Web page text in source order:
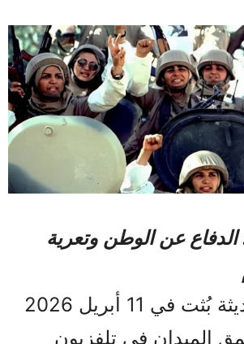
عن الوطن وتعرية
في مقابلة حديثة بُثت في 11 أبريل 2026
الميدان في تلفزيون